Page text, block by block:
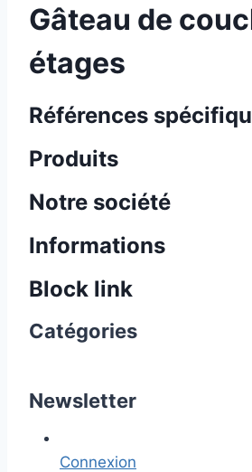
Gâteau de
étages
Références
Produits
Notre société
Informations
Block link
Catégories
Newsletter
Connexion